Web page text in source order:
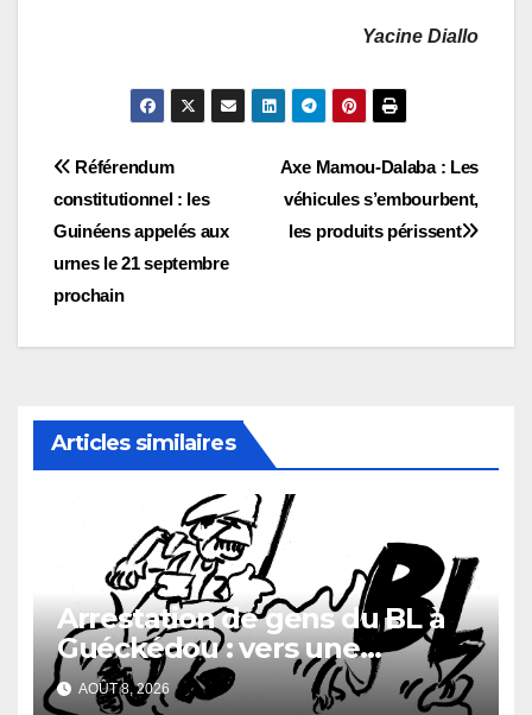
Yacine Diallo
Navigation
de
l’article
Axe Mamou-Dalaba : Les
véhicules s’embourbent,
les produits périssent
Référendum
constitutionnel : les
Guinéens appelés aux
urnes le 21 septembre
prochain
Articles similaires
Arrestation de gens du BL à
Guéckédou : vers une
démission des conseillés du
parti à Ouendé-Kénéma ?
AOÛT 8, 2026